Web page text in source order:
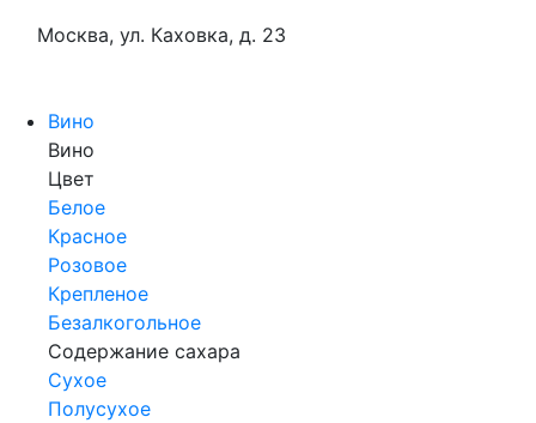
Москва, ул. Каховка, д. 23
Вино
Вино
Цвет
Белое
Красное
Розовое
Крепленое
Безалкогольное
Содержание сахара
Сухое
Полусухое